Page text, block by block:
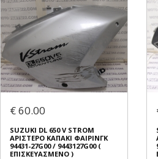
€ 60.00
SUZUKI DL 650 V STROM
ΑΡΙΣΤΕΡΟ ΚΑΠΑΚΙ ΦΑΙΡΙΝΓΚ
94431-27G00 / 9443127G00 (
ΕΠΙΣΚΕΥΑΣΜΕΝΟ )